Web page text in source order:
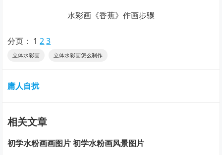
水彩画《香蕉》作画步骤
分页： 1 2 3
立体水彩画 立体水彩画怎么制作
庸人自扰
相关文章
初学水粉画画图片 初学水粉画风景图片